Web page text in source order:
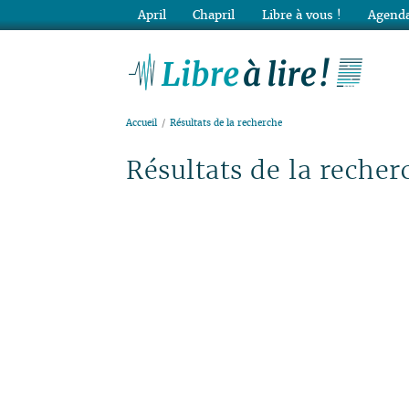
Accueil Résultats de la recherche
Résultats de la
April Chapril Libre à vous !